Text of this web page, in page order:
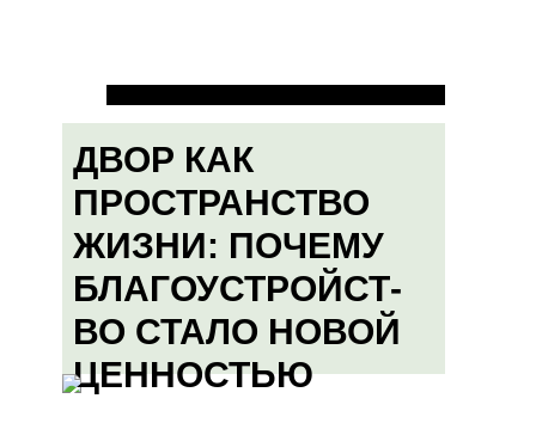
ДВОР КАК
ПРОСТРАНСТВО
ЖИЗНИ: ПОЧЕМУ
БЛАГОУСТРОЙСТ-
ВО СТАЛО НОВОЙ
ЦЕННОСТЬЮ